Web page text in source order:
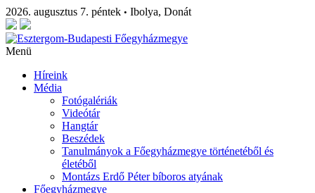
2026. augusztus 7. péntek • Ibolya, Donát
Menü
Híreink
Média
Fotógalériák
Videótár
Hangtár
Beszédek
Tanulmányok a Főegyházmegye történetéből és
életéből
Montázs Erdő Péter bíboros atyának
Főegyházmegye